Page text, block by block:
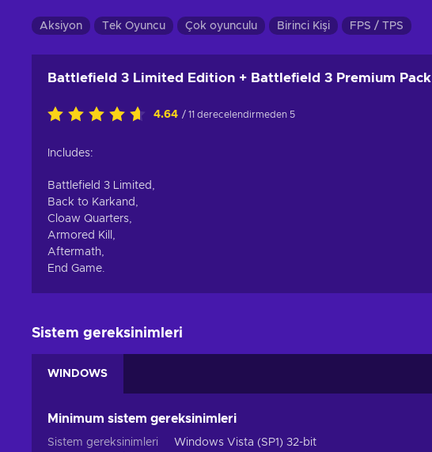
Aksiyon Tek Oyuncu Çok oyunculu Birinci Kişi FPS / TPS
Battlefield 3 Limited Edition + Battlefield 3 Premium Pack
4.64 / 11 derecelendirmeden 5
Includes:
Battlefield 3 Limited,
Back to Karkand,
Cloaw Quarters,
Armored Kill,
Aftermath,
End Game.
Sistem gereksinimleri
WINDOWS
Minimum sistem gereksinimleri
Sistem gereksinimleri
Windows Vista (SP1) 32-bit